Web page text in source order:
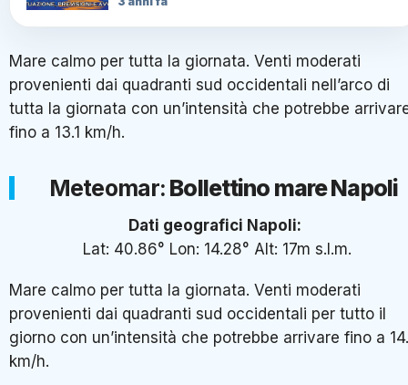
Mare calmo per tutta la giornata. Venti moderati
provenienti dai quadranti sud occidentali nell’arco di
tutta la giornata con un’intensità che potrebbe
fino a 13.1 km/h.
Meteomar: Bollettino mare Napoli
Dati geografici Napoli:
Lat: 40.86° Lon: 14.28° Alt: 17m s.l.m.
Mare calmo per tutta la giornata. Venti moderati
provenienti dai quadranti sud occidentali per tutto il
giorno con un’intensità che potrebbe arrivare fino a
km/h.